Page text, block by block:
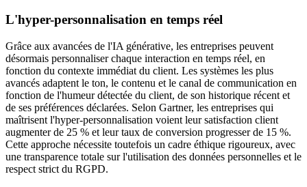
L'hyper-personnalisation en temps réel
Grâce aux avancées de l'IA générative, les entreprises peuvent
désormais personnaliser chaque interaction en temps réel, en
fonction du contexte immédiat du client. Les systèmes les plus
avancés adaptent le ton, le contenu et le canal de communication en
fonction de l'humeur détectée du client, de son historique récent et
de ses préférences déclarées. Selon Gartner, les entreprises qui
maîtrisent l'hyper-personnalisation voient leur satisfaction client
augmenter de 25 % et leur taux de conversion progresser de 15 %.
Cette approche nécessite toutefois un cadre éthique rigoureux, avec
une transparence totale sur l'utilisation des données personnelles et le
respect strict du RGPD.